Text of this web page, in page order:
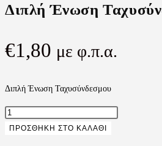
Διπλή Ένωση
€1,80 με φ.π.α.
Διπλή Ένωση Ταχυσύνδεσμου
Διπλή
Ένωση
ΠΡΟΣΘΉΚΗ ΣΤΟ ΚΑΛΆΘΙ